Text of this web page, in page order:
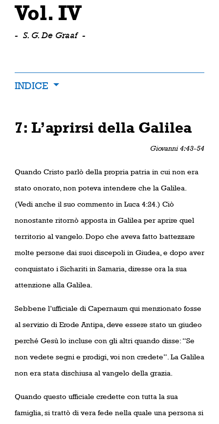
Vol. IV
- S. G. De Graaf -
INDICE
7: L’aprirsi della Galilea
Giovanni 4:43-54
Quando Cristo parlò della propria patria in cui non era
stato onorato, non poteva intendere che la Galilea.
(Vedi anche il suo commento in Luca 4:24.) Ciò
nonostante ritornò apposta in Galilea per aprire quel
territorio al vangelo. Dopo che aveva fatto battezzare
molte persone dai suoi discepoli in Giudea, e dopo aver
conquistato i Sichariti in Samaria, diresse ora la sua
attenzione alla Galilea.
Sebbene l’ufficiale di Capernaum qui menzionato fosse
al servizio di Erode Antipa, deve essere stato un giudeo
perché Gesù lo incluse con gli altri quando disse: “Se
non vedete segni e prodigi, voi non credete”. La Galilea
non era stata dischiusa al vangelo della grazia.
Quando questo ufficiale credette con tutta la sua
famiglia, si trattò di vera fede nella quale una persona si